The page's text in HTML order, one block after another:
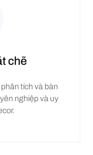
chẽ
tích và bàn
nghiệp và uy